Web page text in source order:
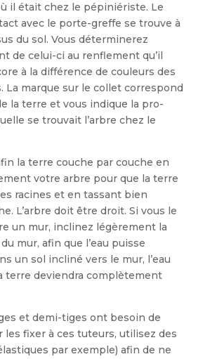
il était chez le pépiniériste. Le
avec le porte-greffe se trouve à
du sol. Vous déterminerez
de celui-ci au renflement qu’il
à la différence de couleurs des
La marque sur le collet correspond
la terre et vous indique la pro­
se trouvait l’arbre chez le
la terre couche par couche en
votre arbre pour que la terre
racines et en tassant bien
L’arbre doit être droit. Si vous le
un mur, inclinez légèrement la
mur, afin que l’eau puisse
un sol incliné vers le mur, l’eau
terre deviendra complètement
et demi-tiges ont besoin de
les fixer à ces tuteurs, utilisez des
par exemple) afin de ne